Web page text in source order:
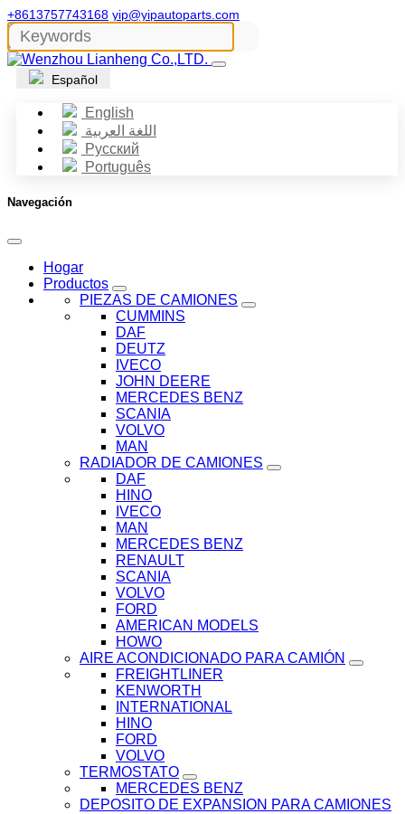
+8613757743168 yip@yipautoparts.com
Español
English
اللغة العربية
Русский
Português
Navegación
Hogar
Productos
PIEZAS DE CAMIONES
CUMMINS
DAF
DEUTZ
IVECO
JOHN DEERE
MERCEDES BENZ
SCANIA
VOLVO
MAN
RADIADOR DE CAMIONES
DAF
HINO
IVECO
MAN
MERCEDES BENZ
RENAULT
SCANIA
VOLVO
FORD
AMERICAN MODELS
HOWO
AIRE ACONDICIONADO PARA CAMIÓN
FREIGHTLINER
KENWORTH
INTERNATIONAL
HINO
FORD
VOLVO
TERMOSTATO
MERCEDES BENZ
DEPOSITO DE EXPANSION PARA CAMIONES